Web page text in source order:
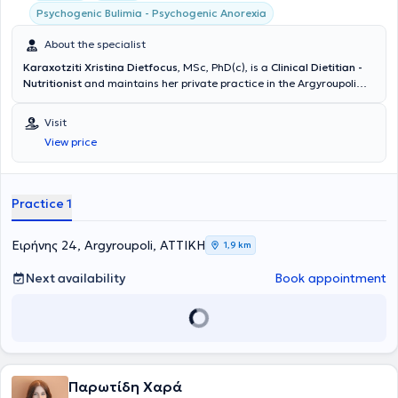
Psychogenic Bulimia - Psychogenic Anorexia
About the specialist
Karaxotziti Xristina Dietfocus, MSc, PhD(c), is a Clinical Dietitian -
Nutritionist and maintains her private practice in the Argyroupoli
Aristotle University of Thessaloniki and is a PhD candidate at the
Agricultural University of Athens, Department of Human Nutrition
Science. Her scientific interests focus on clinical nutrition, eating
disorders, and obesity management. She provides personalized,
sustainable lifestyle changes.
Visit
View price
Practice 1
Ειρήνης 24, Argyroupoli, ΑΤΤΙΚΗ 1,9 km
Next availability Book appointment
Παρωτίδη Χαρά